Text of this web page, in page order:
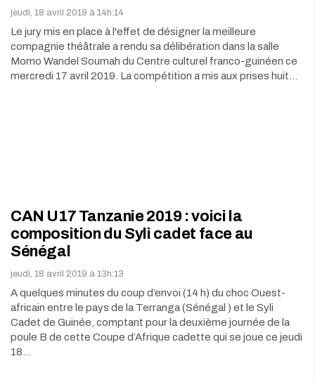
jeudi, 18 avril 2019 à 14h:14
Le jury mis en place à l'effet de désigner la meilleure
compagnie théâtrale a rendu sa délibération dans la salle
Momo Wandel Soumah du Centre culturel franco-guinéen ce
mercredi 17 avril 2019. La compétition a mis aux prises huit…
CAN U17 Tanzanie 2019 : voici la
composition du Syli cadet face au
Sénégal
jeudi, 18 avril 2019 à 13h:13
A quelques minutes du coup d’envoi (14 h) du choc Ouest-
africain entre le pays de la Terranga (Sénégal ) et le Syli
Cadet de Guinée, comptant pour la deuxième journée de la
poule B de cette Coupe d’Afrique cadette qui se joue ce jeudi
18…